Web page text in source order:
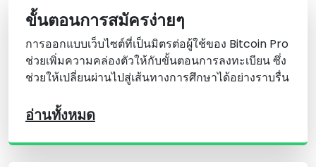
ขั้นตอนการสมัครง่ายๆ
การออกแบบเว็บไซต์ที่เป็นมิตรต่อผู้ใช้ของ Bitcoin Pro
ช่วยเพิ่มความคล่องตัวให้กับขั้นตอนการลงทะเบียน ซึ่ง
ช่วยให้เปลี่ยนผ่านไปสู่เส้นทางการศึกษาได้อย่างราบรื่น
อ่านทั้งหมด